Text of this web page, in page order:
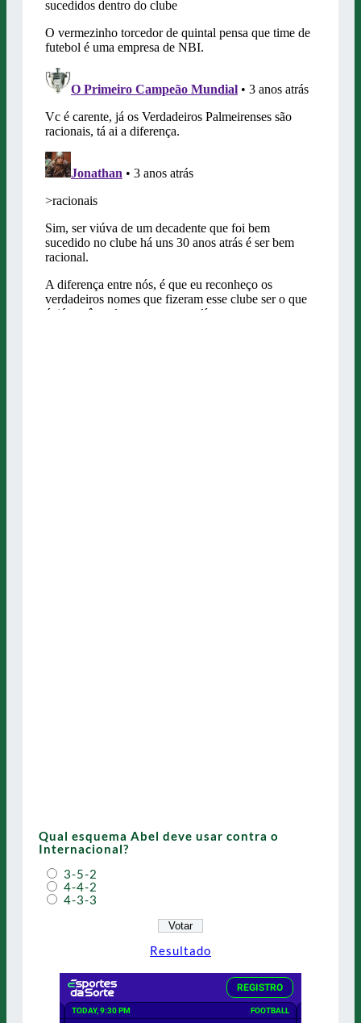
Qual esquema Abel deve usar contra o
Internacional?
3-5-2
4-4-2
4-3-3
Resultado